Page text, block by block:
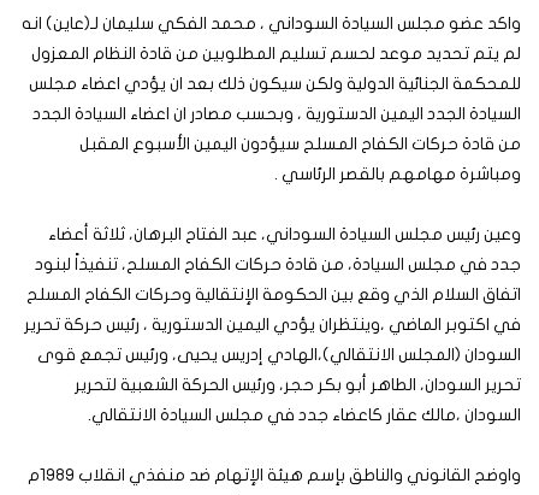
واكد عضو مجلس السيادة السوداني ، محمد الفكي سليمان لـ(عاين) انه
لم يتم تحديد موعد لحسم تسليم المطلوبين من قادة النظام المعزول
للمحكمة الجنائية الدولية ولكن سيكون ذلك بعد ان يؤدي اعضاء مجلس
السيادة الجدد اليمين الدستورية ، وبحسب مصادر ان اعضاء السيادة الجدد
من قادة حركات الكفاح المسلح سيؤدون اليمين الأسبوع المقبل
ومباشرة مهامهم بالقصر الرئاسي .
وعين رئيس مجلس السيادة السوداني، عبد الفتاح البرهان، ثلاثة أعضاء
جدد في مجلس السيادة، من قادة حركات الكفاح المسلح، تنفيذاً لبنود
اتفاق السلام الذي وقع بين الحكومة الإنتقالية وحركات الكفاح المسلح
في اكتوبر الماضي ،وينتظران يؤدي اليمين الدستورية ، رئيس حركة تحرير
السودان (المجلس الانتقالي)،الهادي إدريس يحيى، ورئيس تجمع قوى
تحرير السودان، الطاهر أبو بكر حجر، ورئيس الحركة الشعبية لتحرير
السودان ،مالك عقار كاعضاء جدد في مجلس السيادة الانتقالي.
واوضح القانوني والناطق بإسم هيئة الإتهام ضد منفذي انقلاب 1989م